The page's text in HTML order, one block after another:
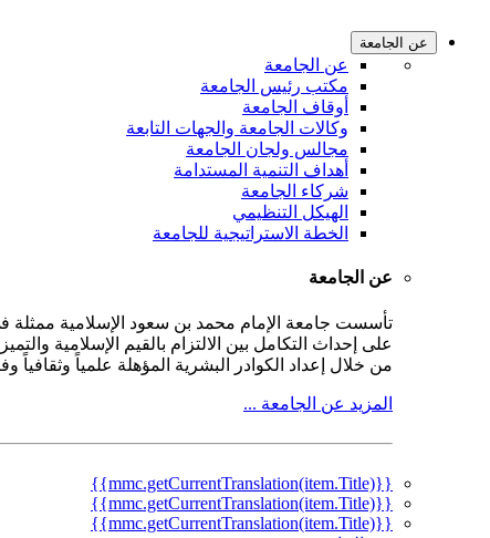
عن الجامعة
عن الجامعة
مكتب رئيس الجامعة
أوقاف الجامعة
وكالات الجامعة والجهات التابعة
مجالس ولجان الجامعة
أهداف التنمية المستدامة
شركاء الجامعة
الهيكل التنظيمي
الخطة الاستراتيجية للجامعة
عن الجامعة
على إحداث التكامل بين الالتزام بالقيم الإسلامية
من خلال إعداد الكوادر البشرية المؤهلة علمياً
المزيد عن الجامعة ...
{{mmc.getCurrentTranslation(item.Title)}}
{{mmc.getCurrentTranslation(item.Title)}}
{{mmc.getCurrentTranslation(item.Title)}}